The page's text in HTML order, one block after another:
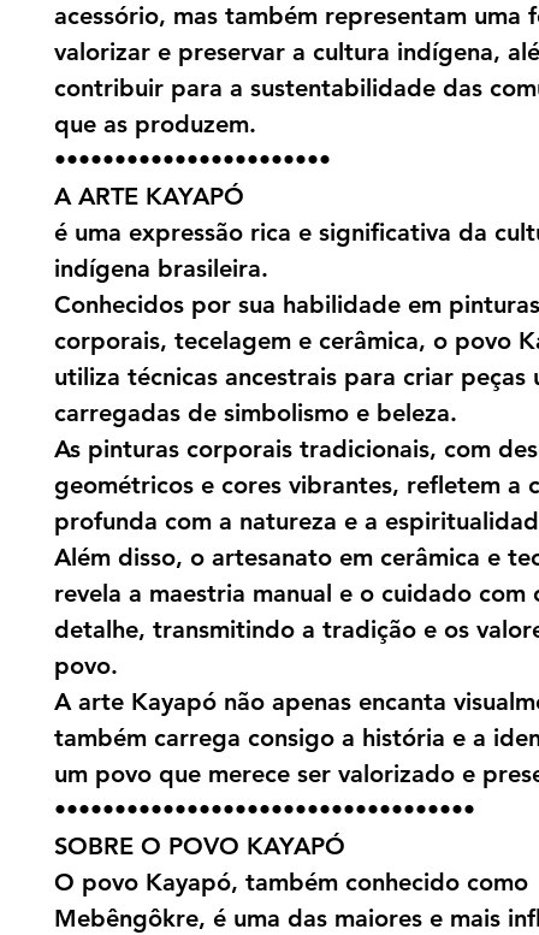
acessório, mas também representam uma
valorizar e preservar a cultura indígena,
contribuir para a sustentabilidade das
que as produzem.
•••••••••••••••••••••••
A ARTE KAYAPÓ
é uma expressão rica e significativa da
indígena brasileira.
Conhecidos por sua habilidade em pinturas
corporais, tecelagem e cerâmica, o povo
utiliza técnicas ancestrais para criar peças
carregadas de simbolismo e beleza.
As pinturas corporais tradicionais, com
geométricos e cores vibrantes, refletem a
profunda com a natureza e a
Além disso, o artesanato em cerâmica e
revela a maestria manual e o cuidado com
detalhe, transmitindo a tradição e os
povo.
A arte Kayapó não apenas encanta
também carrega consigo a história e a
um povo que merece ser valorizado e
•••••••••••••••••••••••••••••••••••
SOBRE O POVO KAYAPÓ
O povo Kayapó, também conhecido como
Mebêngôkre, é uma das maiores e mais